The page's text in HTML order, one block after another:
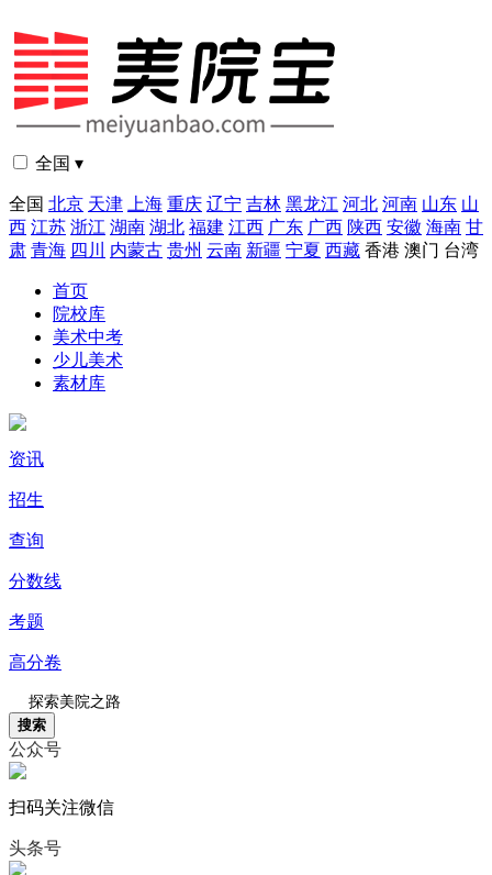
全国 ▾
全国 北京 天津 上海 重庆 辽宁 吉林 黑龙江 河北 河南 山东 山
西 江苏 浙江 湖南 湖北 福建 江西 广东 广西 陕西 安徽 海南 甘
肃 青海 四川 内蒙古 贵州 云南 新疆 宁夏 西藏 香港 澳门 台湾
首页
院校库
美术中考
少儿美术
素材库
资讯
招生
查询
分数线
考题
高分卷
搜索
公众号
扫码关注微信
头条号